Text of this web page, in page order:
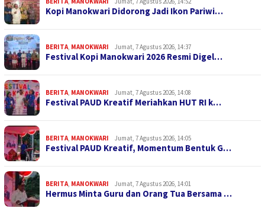
Kopi Manokwari Didorong Jadi Ikon Pariwi…
BERITA, MANOKWARI Jumat, 7 Agustus 2026, 14:37
Festival Kopi Manokwari 2026 Resmi Digel…
BERITA, MANOKWARI Jumat, 7 Agustus 2026, 14:08
Festival PAUD Kreatif Meriahkan HUT RI k…
BERITA, MANOKWARI Jumat, 7 Agustus 2026, 14:05
Festival PAUD Kreatif, Momentum Bentuk G…
BERITA, MANOKWARI Jumat, 7 Agustus 2026, 14:01
Hermus Minta Guru dan Orang Tua Bersama …